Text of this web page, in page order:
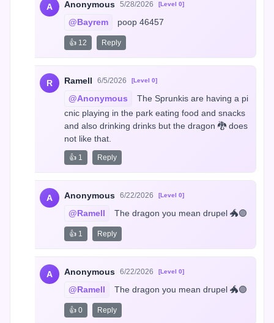
A Anonymous 5/28/2026 [Level 0]
@Bayrem poop 46457
👍 12 Reply
R Ramell 6/5/2026 [Level 0]
@Anonymous
The Sprunkis are having a pi
cnic playing in the park eating food and snacks
and also drinking drinks but the dragon 🐉 does
not like that.
👍 1 Reply
A Anonymous 6/22/2026 [Level 0]
@Ramell The dragon you mean drupel 🐲🟣
👍 1 Reply
A Anonymous 6/22/2026 [Level 0]
@Ramell The dragon you mean drupel 🐲🟣
👍 0 Reply